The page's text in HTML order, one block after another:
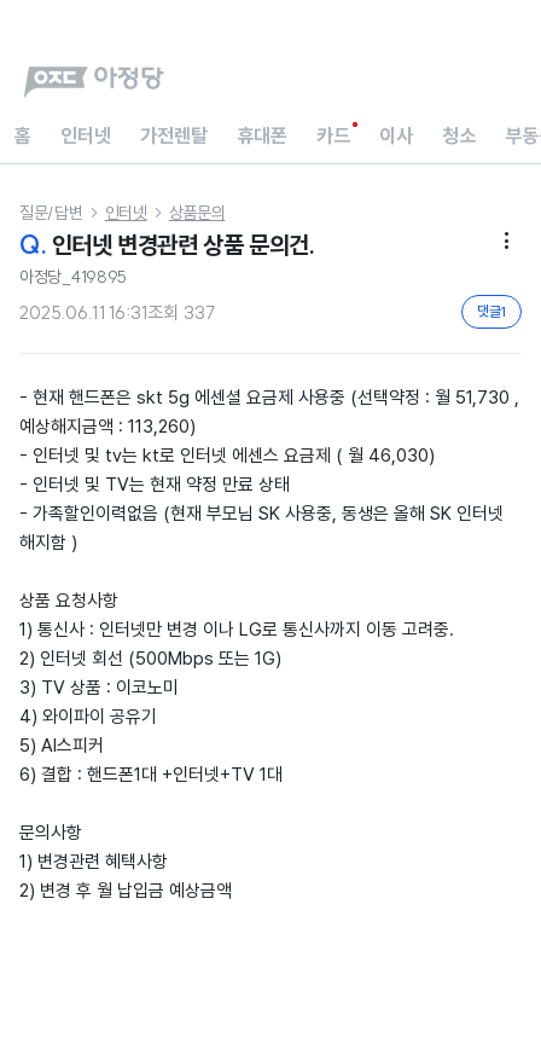
홈 인터넷 가전렌탈 휴대폰 카드 이사 청소 부
질문/답변  인터넷  상품문의
Q. 인터넷 변경관련 상품 문의건. 
아정당_419895
2025.06.11 16:31조회 337 댓글1
- 현재 핸드폰은 skt 5g 에센셜 요금제 사용중 (선택약정 : 월 51,730 ,
예상해지금액 : 113,260)
- 인터넷 및 tv는 kt로 인터넷 에센스 요금제 ( 월 46,030)
- 인터넷 및 TV는 현재 약정 만료 상태
- 가족할인이력없음 (현재 부모님 SK 사용중, 동생은 올해 SK 인터넷
해지함 )
상품 요청사항
1) 통신사 : 인터넷만 변경 이나 LG로 통신사까지 이동 고려중.
2) 인터넷 회선 (500Mbps 또는 1G)
3) TV 상품 : 이코노미
4) 와이파이 공유기
5) AI스피커
6) 결합 : 핸드폰1대 +인터넷+TV 1대
문의사항
1) 변경관련 혜택사항
2) 변경 후 월 납입금 예상금액